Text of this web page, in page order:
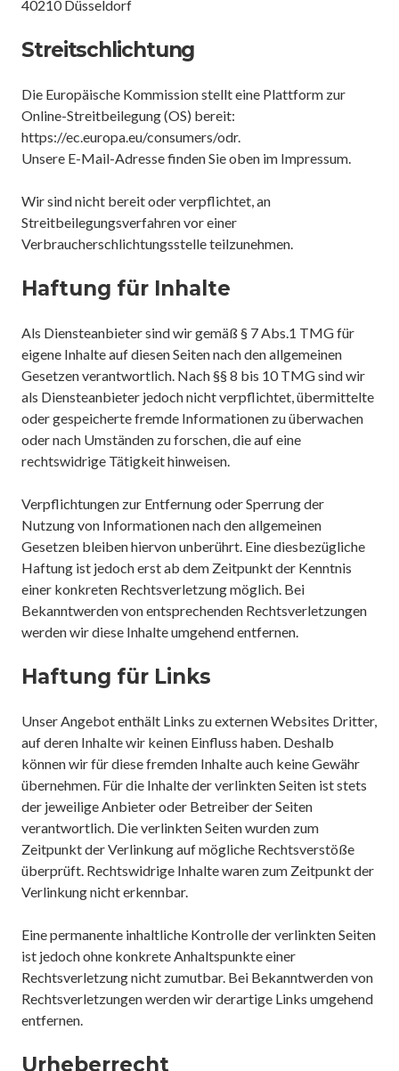
40210 Düsseldorf
Streitschlichtung
Die Europäische Kommission stellt eine Plattform zur
Online-Streitbeilegung (OS) bereit:
https://ec.europa.eu/consumers/odr.
Unsere E-Mail-Adresse finden Sie oben im Impressum.
Wir sind nicht bereit oder verpflichtet, an
Streitbeilegungsverfahren vor einer
Verbraucherschlichtungsstelle teilzunehmen.
Haftung für Inhalte
Als Diensteanbieter sind wir gemäß § 7 Abs.1 TMG für
eigene Inhalte auf diesen Seiten nach den allgemeinen
Gesetzen verantwortlich. Nach §§ 8 bis 10 TMG sind wir
als Diensteanbieter jedoch nicht verpflichtet, übermittelte
oder gespeicherte fremde Informationen zu überwachen
oder nach Umständen zu forschen, die auf eine
rechtswidrige Tätigkeit hinweisen.
Verpflichtungen zur Entfernung oder Sperrung der
Nutzung von Informationen nach den allgemeinen
Gesetzen bleiben hiervon unberührt. Eine diesbezügliche
Haftung ist jedoch erst ab dem Zeitpunkt der Kenntnis
einer konkreten Rechtsverletzung möglich. Bei
Bekanntwerden von entsprechenden Rechtsverletzungen
werden wir diese Inhalte umgehend entfernen.
Haftung für Links
Unser Angebot enthält Links zu externen Websites Dritter,
auf deren Inhalte wir keinen Einfluss haben. Deshalb
können wir für diese fremden Inhalte auch keine Gewähr
übernehmen. Für die Inhalte der verlinkten Seiten ist stets
der jeweilige Anbieter oder Betreiber der Seiten
verantwortlich. Die verlinkten Seiten wurden zum
Zeitpunkt der Verlinkung auf mögliche Rechtsverstöße
überprüft. Rechtswidrige Inhalte waren zum Zeitpunkt der
Verlinkung nicht erkennbar.
Eine permanente inhaltliche Kontrolle der verlinkten Seiten
ist jedoch ohne konkrete Anhaltspunkte einer
Rechtsverletzung nicht zumutbar. Bei Bekanntwerden von
Rechtsverletzungen werden wir derartige Links umgehend
entfernen.
Urheberrecht